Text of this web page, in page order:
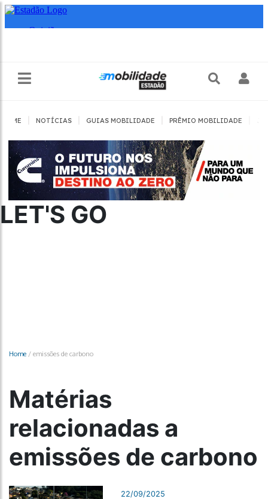
HOME NOTÍCIAS GUIAS MOBILIDADE PRÊMIO MOBILIDADE
LET'S GO
Home / emissões de carbono
Matérias
relacionadas a
emissões de carbono
22/09/2025